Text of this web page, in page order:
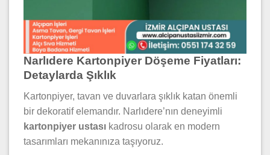
Narlıdere Kartonpiyer Döşeme Fiyatları:
Detaylarda Şıklık
Kartonpiyer, tavan ve duvarlara şıklık katan önemli
bir dekoratif elemandır. Narlıdere’nın deneyimli
kartonpiyer ustası kadrosu olarak en modern
tasarımları mekanınıza taşıyoruz.